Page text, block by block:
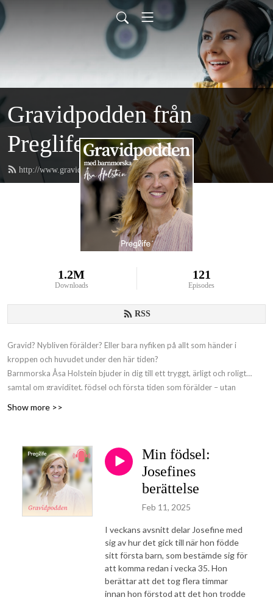
Gravidpodden från
Preglife
http://www.gravidpodden.se/feed.xml
1.2M
Downloads
121
Episodes
RSS
Gravid? Nybliven förälder? Eller bara nyfiken på allt som händer i
kroppen och huvudet under den här tiden?
Barnmorska Åsa Holstein bjuder in dig till ett tryggt, ärligt och roligt
samtal om graviditet, födsel och första tiden som förälder – utan
Show more >>
Min födsel:
Josefines
berättelse
Feb 11, 2025
I veckans avsnitt delar Josefine med
sig av hur det gick till när hon födde
sitt första barn, som bestämde sig för
att komma redan i vecka 35. Hon
berättar att det tog flera timmar
innan hon förstod att det hon trodde